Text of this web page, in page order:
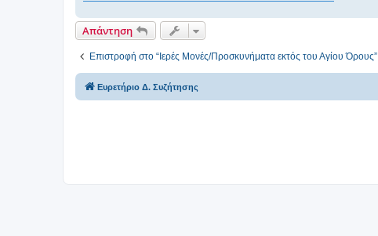
Απάντηση
Επιστροφή στο “Ιερές Μονές/Προσκυνήματα εκτός του Αγίου Όρους”
Ευρετήριο Δ. Συζήτησης